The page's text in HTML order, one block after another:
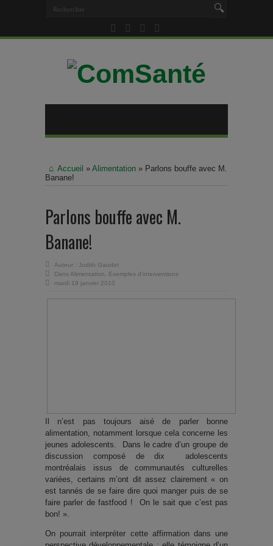
Accueil » Alimentation » Parlons bouffe avec M.
Banane!
Parlons bouffe avec M.
Banane!
Auteur : Judith Gaudet
Dans Alimentation
Exemples d'interventions
mardi 19 janvier 2010
Il n’est pas toujours aisé de parler bonne
alimentation, notamment lorsque cela concerne les
jeunes adolescents. Dans le cadre d’un groupe de
discussion composé de dix adolescents
montréalais issus de communautés culturelles
variées, certains m’ont dit assez clairement « on
est tannés de se faire dire quoi manger puis de se
faire parler de fastfood ! On le sait que c’est pas
bon! ».
On pourrait interpréter cette affirmation dans une